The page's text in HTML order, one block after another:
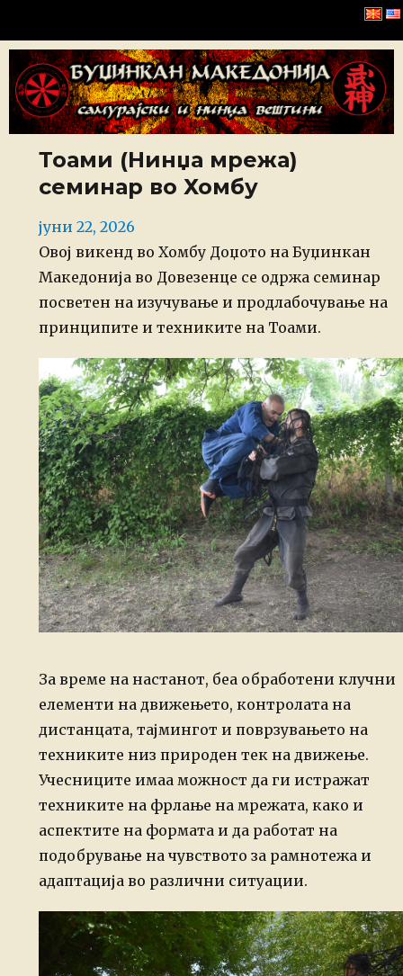
Буџинкан Македонија
Тоами (Нинџа мрежа)
семинар во Хомбу
Posted
on
јуни 22, 2026
Овој викенд во Хомбу Доџото на Буџинкан
Македонија во Довезенце се одржа семинар
посветен на изучување и продлабочување на
принципите и техниките на Тоами.
За време на настанот, беа обработени клучни
елементи на движењето, контролата на
дистанцата, тајмингот и поврзувањето на
техниките низ природен тек на движење.
Учесниците имаа можност да ги истражат
техниките на фрлање на мрежата, како и
аспектите на формата и да работат на
подобрување на чувството за рамнотежа и
адаптација во различни ситуации.